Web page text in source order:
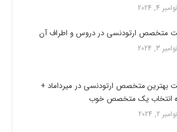
نوامبر 4, 2024
متخصص ارتودنسی در دروس و اطراف آن
نوامبر 3, 2024
بهترین متخصص ارتودنسی در میرداماد +
انتخاب یک متخصص خوب
نوامبر 2, 2024